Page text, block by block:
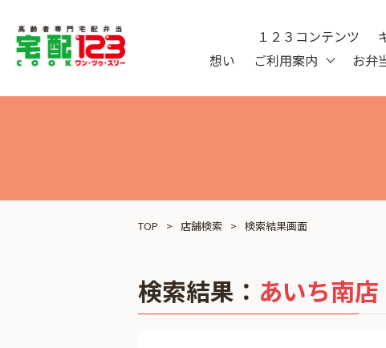
想い ご利用案内 お弁
１２３コンテンツ
TOP 店舗検索 検索結果画面
検索結果： あいち南店